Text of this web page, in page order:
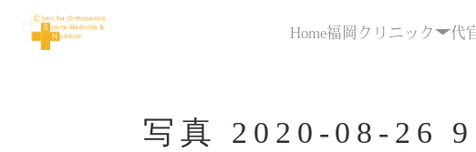
Home福岡クリニック 代
写真 2020-08-26